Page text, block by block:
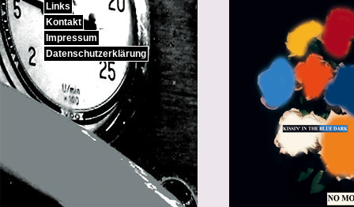
Links
Kontakt
Impressum
Datenschutzerklärung